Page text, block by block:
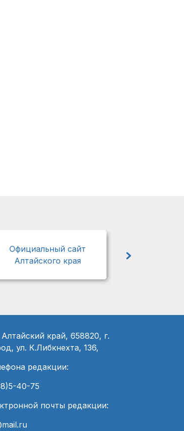
Официальный сайт
Алтайского края
край, 658820, г.
ул. К.Либкнехта, 136,
редакции:
40-75
почты редакции: